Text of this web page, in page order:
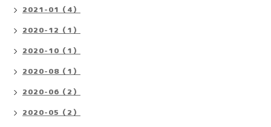
2021-01（4）
2020-12（1）
2020-10（1）
2020-08（1）
2020-06（2）
2020-05（2）